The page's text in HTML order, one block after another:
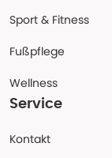
Sport & Fitness
Fußpflege
Wellness
Service
Kontakt